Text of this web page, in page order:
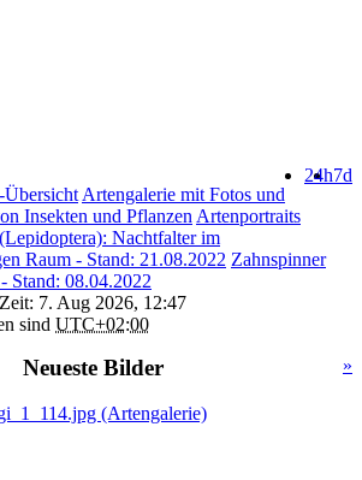
7d
24h
Übersicht Artengalerie mit Fotos und
Insekten und Pflanzen Artenportraits
Nachtfalter im
Raum - Stand: 21.08.2022 Zahnspinner
Stand: 08.04.2022
7. Aug 2026, 12:47
sind UTC+02:00
»
Neueste Bilder